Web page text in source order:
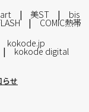
美ST bis
COMIC熱帯
kokode.jp
kokode digital
せ